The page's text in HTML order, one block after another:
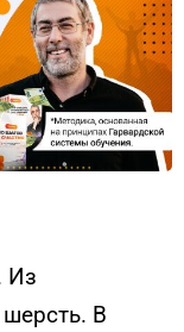
Из
В